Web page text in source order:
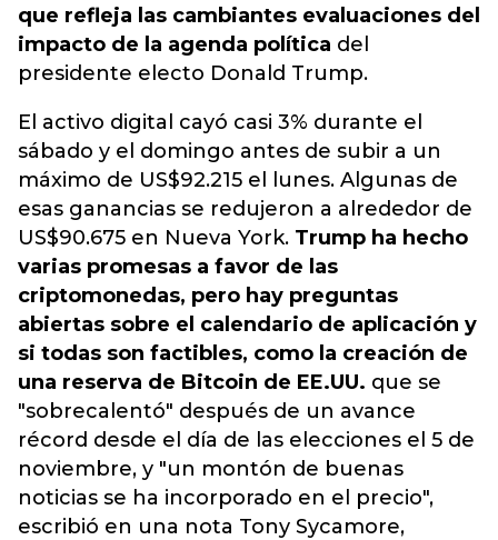
que refleja las cambiantes evaluaciones del
impacto de la agenda política del
presidente electo Donald Trump.
El activo digital cayó casi 3% durante el
sábado y el domingo antes de subir a un
máximo de US$92.215 el lunes. Algunas de
esas ganancias se redujeron a alrededor de
US$90.675 en Nueva York. Trump ha hecho
varias promesas a favor de las
criptomonedas, pero hay preguntas
abiertas sobre el calendario de aplicación y
si todas son factibles, como la creación de
una reserva de Bitcoin de EE.UU. que se
"sobrecalentó" después de un avance
récord desde el día de las elecciones el 5 de
noviembre, y "un montón de buenas
noticias se ha incorporado en el precio",
escribió en una nota Tony Sycamore,